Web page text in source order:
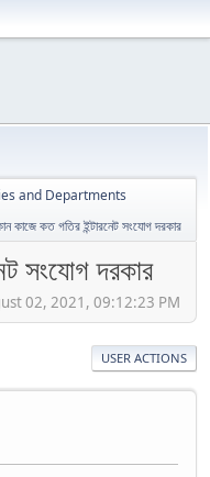
and Departments
কাজে কত গতির ইন্টারনেট সংযোগ দরকার
সংযোগ দরকার
02, 2021, 09:12:23 PM
USER ACTIONS